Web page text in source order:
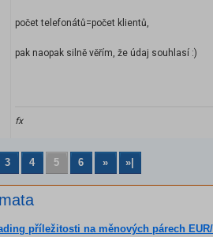
počet telefonátů=počet klientů,
pak naopak silně věřím, že údaj souhlasí :)
fx
3 4 5 6 » »|
příležitosti na měnových párech EUR/USD